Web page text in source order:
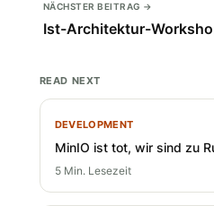
NÄCHSTER BEITRAG →
Ist-Architektur-
READ NEXT
DEVELOPMENT
MinIO ist tot, wir sind zu
5 Min. Lesezeit